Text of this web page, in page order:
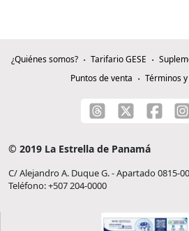
¿Quiénes somos? Tarifario GESE
Puntos de venta
Términos
© 2019 La Estrella de Panamá
C/ Alejandro A. Duque G. - Apartado 0815-
Teléfono: +507 204-0000